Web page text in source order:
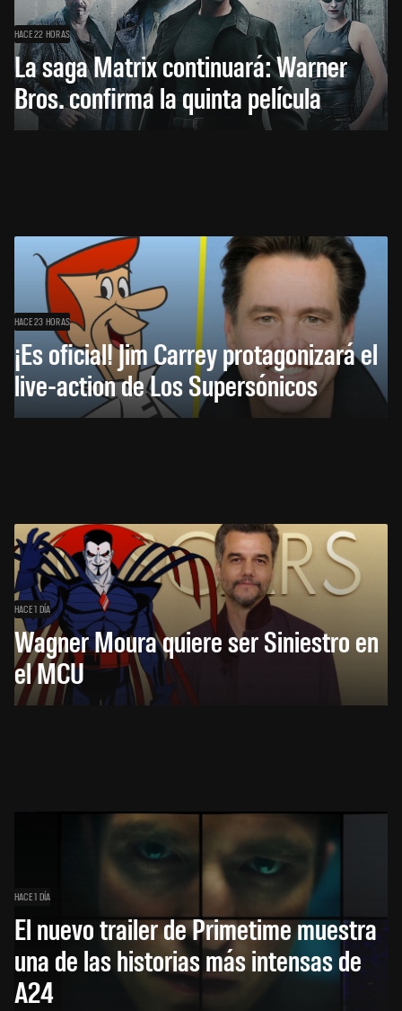
HACE 22 HORAS
La saga Matrix continuará: Warner
Bros. confirma la quinta película
HACE 23 HORAS
¡Es oficial! Jim Carrey protagonizará el
live-action de Los Supersónicos
HACE 1 DÍA
Wagner Moura quiere ser Siniestro en
el MCU
HACE 1 DÍA
El nuevo trailer de Primetime muestra
una de las historias más intensas de
A24